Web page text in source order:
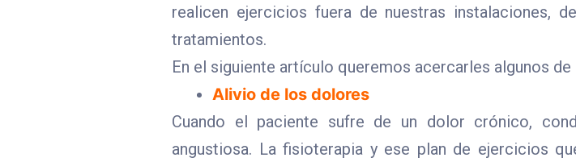
realicen ejercicios fuera de nuestras instalaciones,
tratamientos.
En el siguiente artículo queremos acercarles algunos de
Alivio de los dolores
Cuando el paciente sufre de un dolor crónico,
angustiosa. La fisioterapia y ese plan de ejercicios